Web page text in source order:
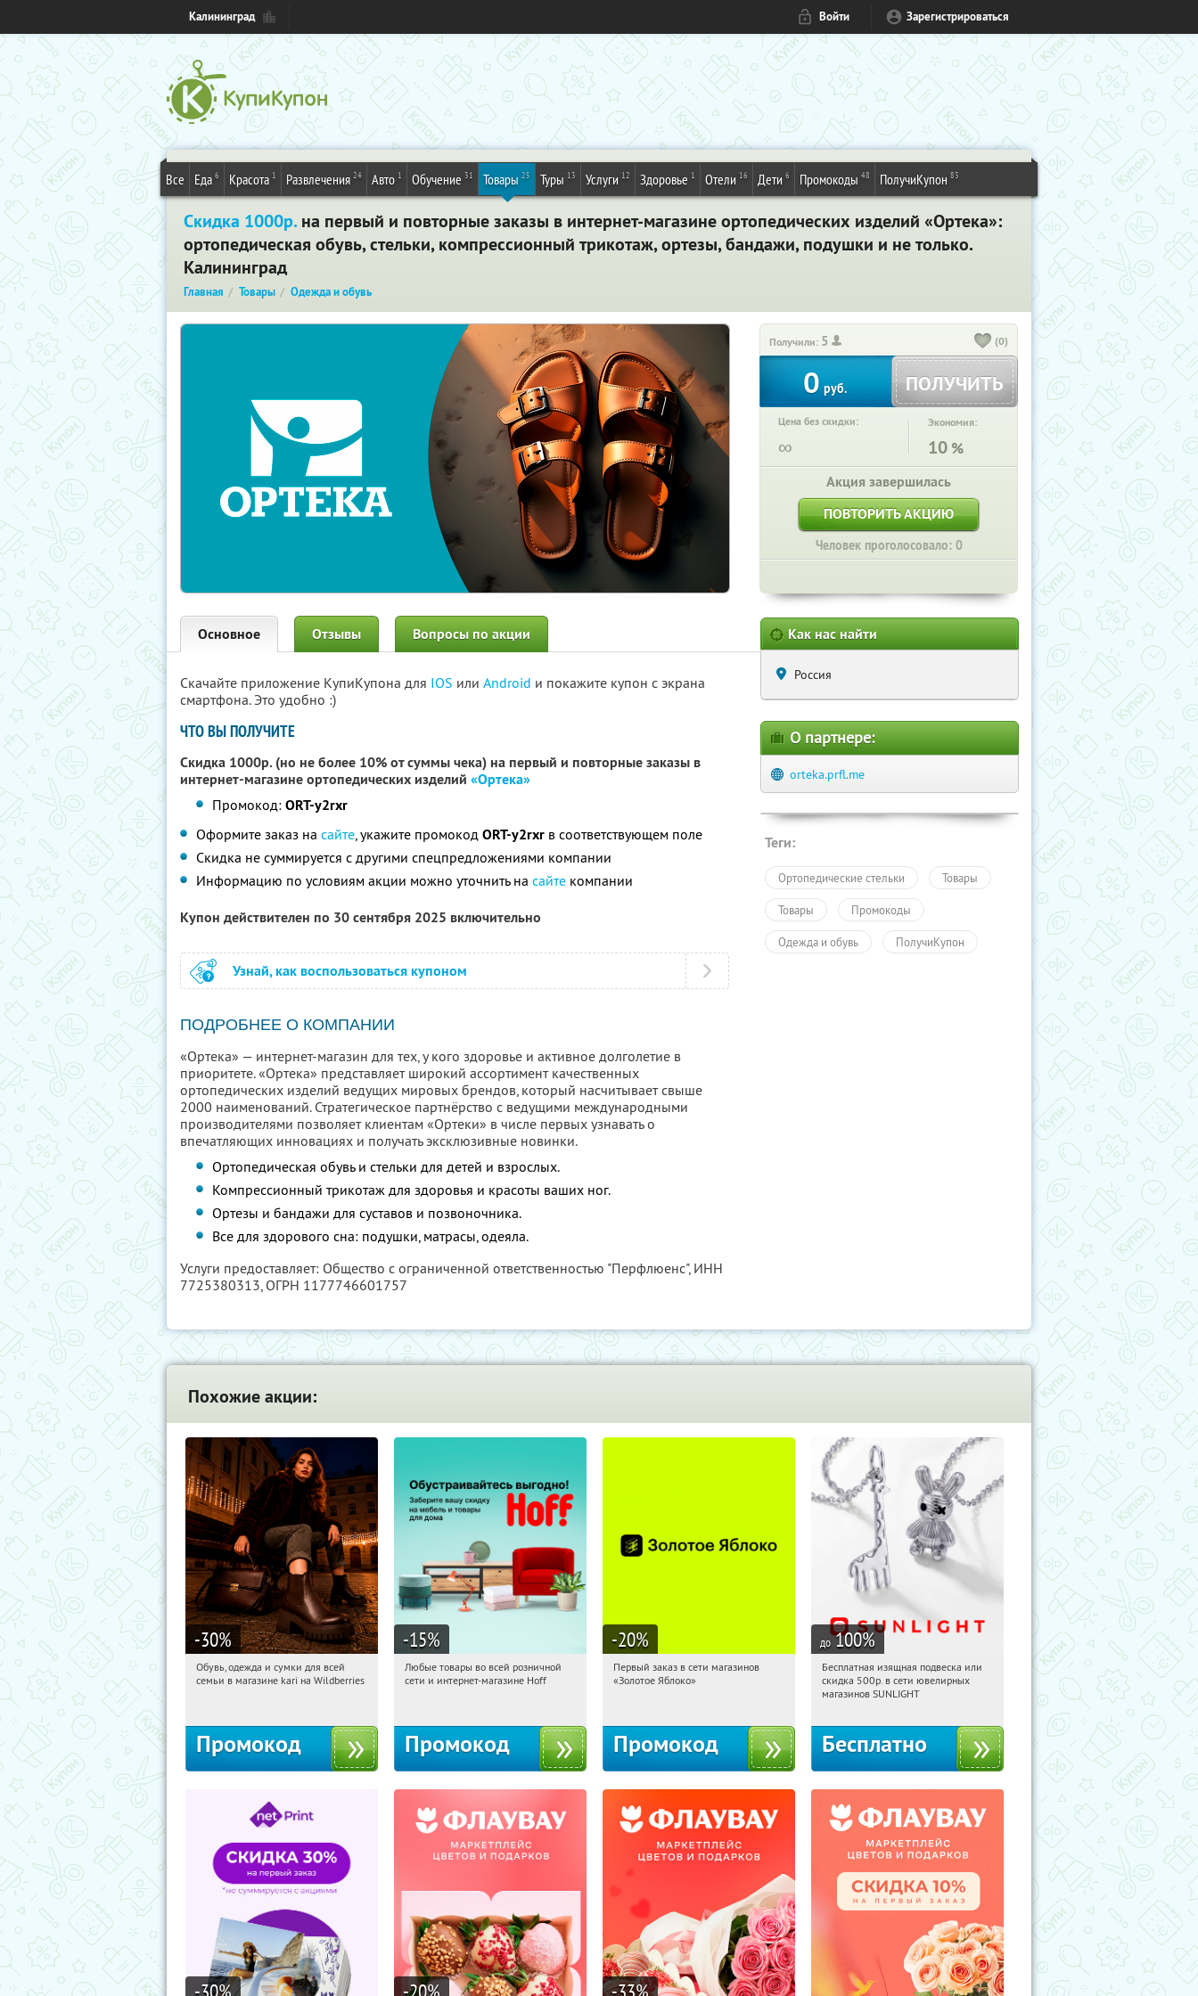
Калининград Войти Зарегистрироваться
Все Еда 6 Красота 1 Развлечения 24 Авто 1 Обучение 31 Товары 25 Туры 13 Услуги 12 Здоровье 1 Отели 16 Дети 6 Промокоды 48 ПолучиКупон 83
Скидка 1000р. на первый и повторные заказы в интернет-магазине ортопедических изделий «Ортека»:
ортопедическая обувь, стельки, компрессионный трикотаж, ортезы, бандажи, подушки и не только.
Калининград
Главная Товары Одежда и обувь
Получили: 5 (0)
0 руб. ПОЛУЧИТЬ
Цена без скидки:
∞
Экономия:
10 %
Акция завершилась
ПОВТОРИТЬ АКЦИЮ
Человек проголосовало: 0
Основное Отзывы Вопросы по акции
Скачайте приложение КупиКупона для IOS или Android и покажите купон с экрана
смартфона. Это удобно :)
ЧТО ВЫ ПОЛУЧИТЕ
Скидка 1000р. (но не более 10% от суммы чека) на первый и повторные заказы в
интернет-магазине ортопедических изделий «Ортека»
Промокод:ORT-y2rxr
Оформите заказ на сайте, укажите промокод ORT-y2rxr в соответствующем поле
Скидка не суммируется с другими спецпредложениями компании
Информацию по условиям акции можно уточнить на сайте компании
Купон действителен по 30 сентября 2025 включительно
Узнай, как воспользоваться купоном
ПОДРОБНЕЕ О КОМПАНИИ
«Ортека» — интернет-магазин для тех, у кого здоровье и активное долголетие в
приоритете. «Ортека» представляет широкий ассортимент качественных
ортопедических изделий ведущих мировых брендов, который насчитывает свыше
2000 наименований. Стратегическое партнёрство с ведущими международными
производителями позволяет клиентам «Ортеки» в числе первых узнавать о
впечатляющих инновациях и получать эксклюзивные новинки.
Ортопедическая обувь и стельки для детей и взрослых.
Компрессионный трикотаж для здоровья и красоты ваших ног.
Ортезы и бандажи для суставов и позвоночника.
Все для здорового сна: подушки, матрасы, одеяла.
Услуги предоставляет: Общество с ограниченной ответственностью "Перфлюенс", ИНН
7725380313, ОГРН 1177746601757
Как нас найти
Россия
О партнере:
orteka.prfl.me
Теги:
Ортопедические стельки Товары
Товары Промокоды
Одежда и обувь ПолучиКупон
Похожие акции:
-30%
22:49:41
Получи первым!
Обувь, одежда и сумки для всей
семьи в магазине kari на Wildberries
Промокод
-15%
22:49:41 Получили:
Любые товары во всей розничной
сети и интернет-магазине Hoff
Промокод
-20%
22:49:41
Получи первым!
Первый заказ в сети магазинов
«Золотое Яблоко»
Промокод
до 100%
22:49:41 Получили:
Россия
Бесплатная изящная подвеска или
скидка 500р. в сети ювелирных
магазинов SUNLIGHT
Бесплатно